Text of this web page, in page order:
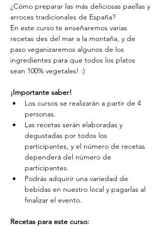
¿Cómo preparar las más deliciosas paellas y
arroces tradicionales de España?
En este curso te enseñaremos varias
recetas des del mar a la montaña, y de
paso veganizaremos algunos de los
ingredientes para que todos los platos
sean 100% vegetales! :)
¡Importante saber!
Los cursos se realizarán a partir de 4
personas.
Las recetas serán elaboradas y
degustadas por todos los
participantes, y el número de recetas
dependerá del número de
participantes.
Podrás adquirir una variedad de
bebidas en nuestro local y pagarlas al
finalizar el evento.
Recetas para este curso: